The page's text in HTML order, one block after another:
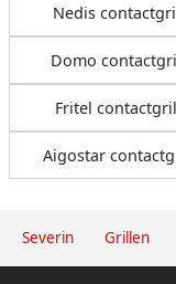
Severin Grillen
Nedis
Domo
Fritel
Aigostar